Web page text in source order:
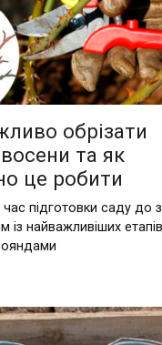
обрізати
та як
це робити
підготовки саду до
найважливіших етапів